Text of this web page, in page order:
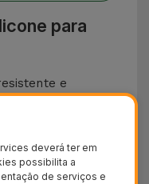
para
e
extremamente
a melhor proteção
deverá ter em
possibilita a
de serviços e